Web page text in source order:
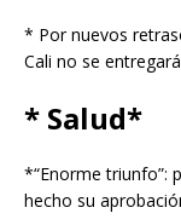
* Por nuevos
Cali no se
* Salud*
*“Enorme triunfo”:
hecho su